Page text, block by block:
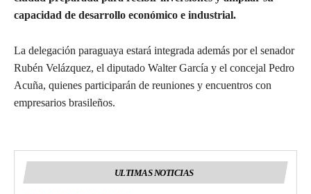
capacidad de desarrollo económico e industrial.
La delegación paraguaya estará integrada además por el senador
Rubén Velázquez, el diputado Walter García y el concejal Pedro
Acuña, quienes participarán de reuniones y encuentros con
empresarios brasileños.
ULTIMAS NOTICIAS